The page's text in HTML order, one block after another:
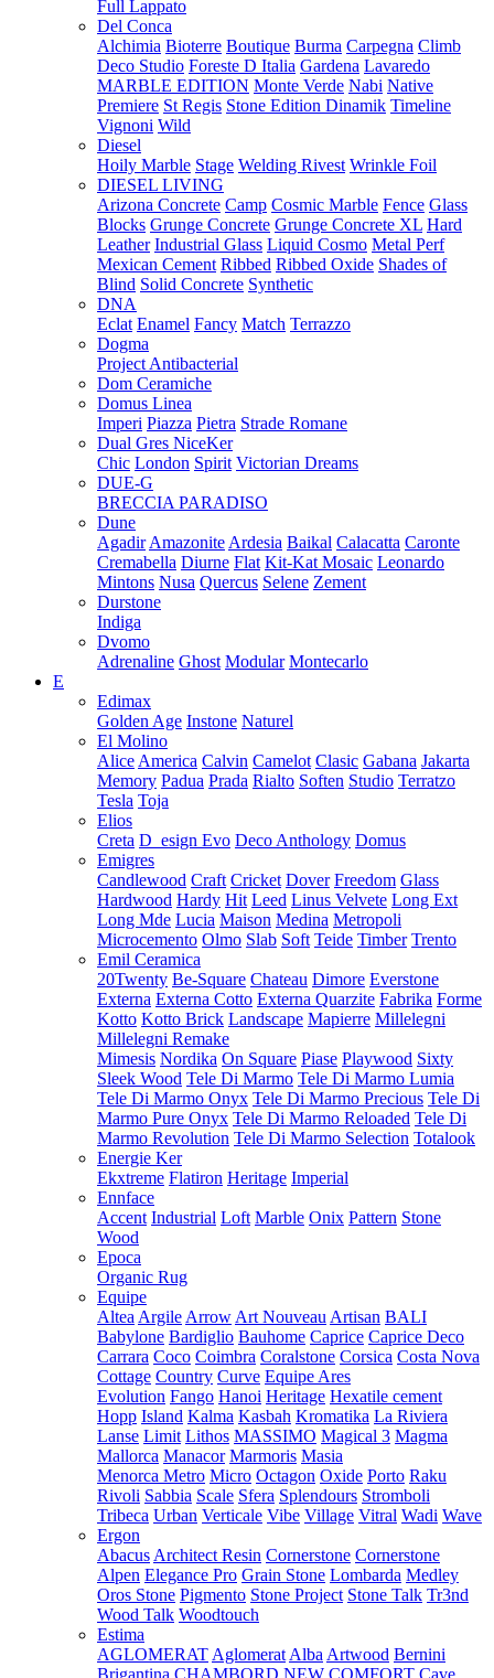
Full Lappato
Del Conca
Alchimia Bioterre Boutique Burma Carpegna Climb
Deco Studio Foreste D Italia Gardena Lavaredo
MARBLE EDITION Monte Verde Nabi Native
Premiere St Regis Stone Edition Dinamik Timeline
Vignoni Wild
Diesel
Hoily Marble Stage Welding Rivest Wrinkle Foil
DIESEL LIVING
Arizona Concrete Camp Cosmic Marble Fence Glass
Blocks Grunge Concrete Grunge Concrete XL Hard
Leather Industrial Glass Liquid Cosmo Metal Perf
Mexican Cement Ribbed Ribbed Oxide Shades of
Blind Solid Concrete Synthetic
DNA
Eclat Enamel Fancy Match Terrazzo
Dogma
Project Antibacterial
Dom Ceramiche
Domus Linea
Imperi Piazza Pietra Strade Romane
Dual Gres NiceKer
Chic London Spirit Victorian Dreams
DUE-G
BRECCIA PARADISO
Dune
Agadir Amazonite Ardesia Baikal Calacatta Caronte
Cremabella Diurne Flat Kit-Kat Mosaic Leonardo
Mintons Nusa Quercus Selene Zement
Durstone
Indiga
Dvomo
Adrenaline Ghost Modular Montecarlo
E
Edimax
Golden Age Instone Naturel
El Molino
Alice America Calvin Camelot Clasic Gabana Jakarta
Memory Padua Prada Rialto Soften Studio Terratzo
Tesla Toja
Elios
Creta D_esign Evo Deco Anthology Domus
Emigres
Candlewood Craft Cricket Dover Freedom Glass
Hardwood Hardy Hit Leed Linus Velvete Long Ext
Long Mde Lucia Maison Medina Metropoli
Microcemento Olmo Slab Soft Teide Timber Trento
Emil Ceramica
20Twenty Be-Square Chateau Dimore Everstone
Externa Externa Cotto Externa Quarzite Fabrika Forme
Kotto Kotto Brick Landscape Mapierre Millelegni
Millelegni Remake
Mimesis Nordika On Square Piase Playwood Sixty
Sleek Wood Tele Di Marmo Tele Di Marmo Lumia
Tele Di Marmo Onyx Tele Di Marmo Precious Tele Di
Marmo Pure Onyx Tele Di Marmo Reloaded Tele Di
Marmo Revolution Tele Di Marmo Selection Totalook
Energie Ker
Ekxtreme Flatiron Heritage Imperial
Ennface
Accent Industrial Loft Marble Onix Pattern Stone
Wood
Epoca
Organic Rug
Equipe
Altea Argile Arrow Art Nouveau Artisan BALI
Babylone Bardiglio Bauhome Caprice Caprice Deco
Carrara Coco Coimbra Coralstone Corsica Costa Nova
Cottage Country Curve Equipe Ares
Evolution Fango Hanoi Heritage Hexatile cement
Hopp Island Kalma Kasbah Kromatika La Riviera
Lanse Limit Lithos MASSIMO Magical 3 Magma
Mallorca Manacor Marmoris Masia
Menorca Metro Micro Octagon Oxide Porto Raku
Rivoli Sabbia Scale Sfera Splendours Stromboli
Tribeca Urban Verticale Vibe Village Vitral Wadi Wave
Ergon
Abacus Architect Resin Cornerstone Cornerstone
Alpen Elegance Pro Grain Stone Lombarda Medley
Oros Stone Pigmento Stone Project Stone Talk Tr3nd
Wood Talk Woodtouch
Estima
AGLOMERAT Aglomerat Alba Artwood Bernini